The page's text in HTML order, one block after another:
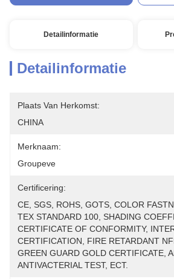
Detailinformatie
Detailinformatie
Plaats Van Herkomst:
CHINA
Merknaam:
Groupeve
Certificering:
CE, SGS, ROHS, GOTS, COLOR
TEX STANDARD 100, SHADING
CERTIFICATE OF CONFORMITY,
CERTIFICATION, FIRE RETARDANT
GREEN GUARD GOLD CERTIFICATE,
ANTIVACTERIAL TEST, ECT.